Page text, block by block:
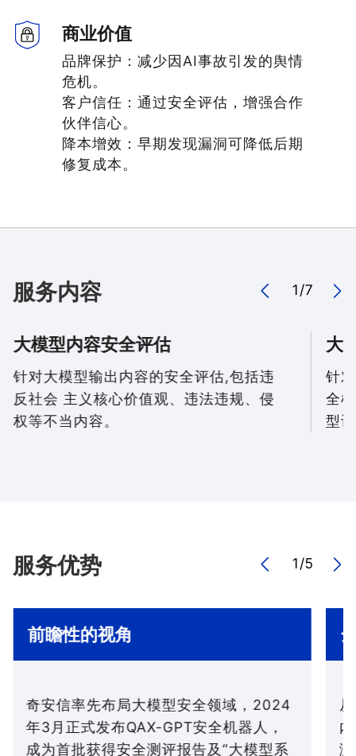
商业价值
品牌保护：减少因AI事故引发的舆情
危机。
客户信任：通过安全评估，增强合作
伙伴信心。
降本增效：早期发现漏洞可降低后期
修复成本。
服务内容 1/7
大模型内容安全评估
针对大模型输出内容的安全评估,包括违
反社会 主义核心价值观、违法违规、侵
权等不当内容。
大
针
全
型
服务优势 1/5
前瞻性的视角
奇安信率先布局大模型安全领域，2024
年3月正式发布QAX-GPT安全机器人，
成为首批获得安全测评报告及“大模型系